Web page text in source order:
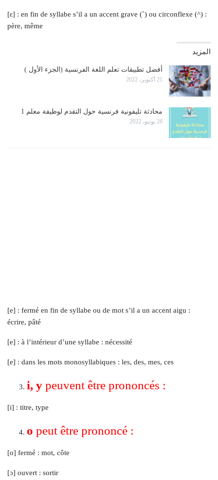
[ɛ] : en fin de syllabe s’il a un accent grave (`) ou circonflexe (^) :
père, même
المزيد
أفضل تطبيقات تعلم اللغة الفرنسية (الجزء الأول )
21 أكتوبر، 2022
محادثة تليفونية فرنسية حول التقدم لوظيفة معلم 1
28 يونيو، 2022
[e] : fermé en fin de syllabe ou de mot s’il a un accent aigu :
écrire, pâté
[e] : à l’intérieur d’une syllabe : nécessité
[e] : dans les mots monosyllabiques : les, des, mes, ces
i, y peuvent être prononcés :
[i] : titre, type
o peut être prononcé :
[o] fermé : mot, côte
[ɔ] ouvert : sortir